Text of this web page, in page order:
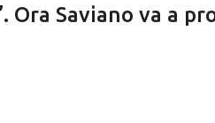
Saviano va a